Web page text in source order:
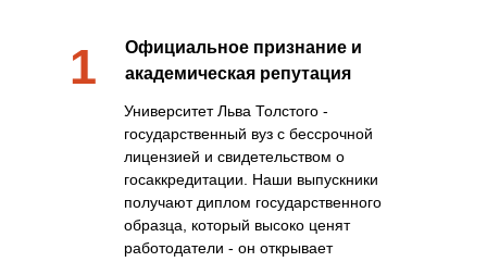
1
Официальное признание и
академическая репутация
Университет Льва Толстого -
государственный вуз с бессрочной
лицензией и свидетельством о
госаккредитации. Наши выпускники
получают диплом государственного
образца, который высоко ценят
работодатели - он открывает